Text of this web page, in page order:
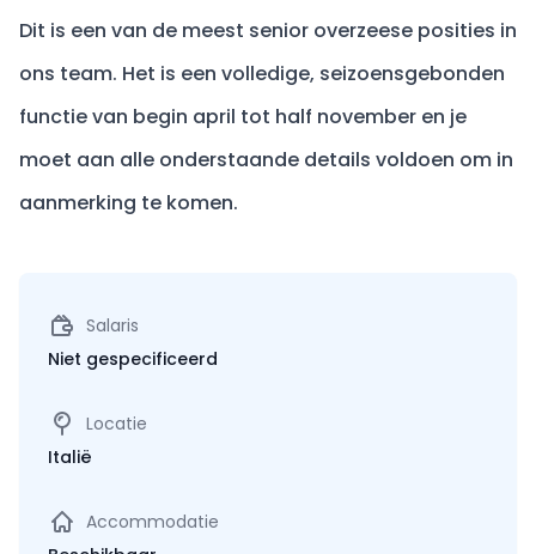
Dit is een van de meest senior overzeese posities in
ons team. Het is een volledige, seizoensgebonden
functie van begin april tot half november en je
moet aan alle onderstaande details voldoen om in
aanmerking te komen.
Salaris
Niet gespecificeerd
Locatie
Italië
Accommodatie